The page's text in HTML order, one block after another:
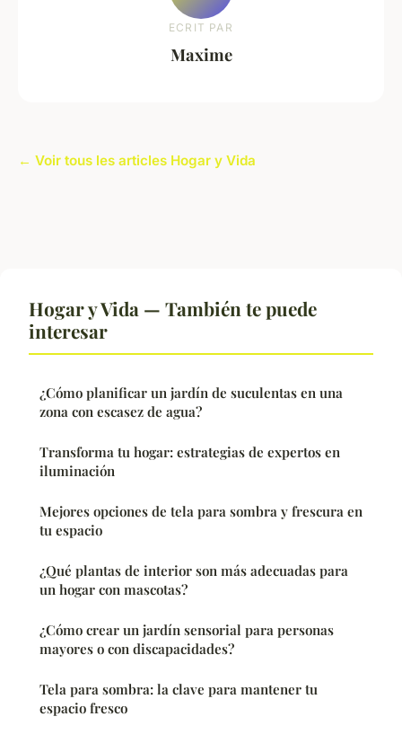
ECRIT PAR
Maxime
← Voir tous les articles Hogar y Vida
Hogar y Vida — También te puede
interesar
¿Cómo planificar un jardín de suculentas en una
zona con escasez de agua?
Transforma tu hogar: estrategias de expertos en
iluminación
Mejores opciones de tela para sombra y frescura en
tu espacio
¿Qué plantas de interior son más adecuadas para
un hogar con mascotas?
¿Cómo crear un jardín sensorial para personas
mayores o con discapacidades?
Tela para sombra: la clave para mantener tu
espacio fresco